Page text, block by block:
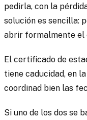
pedirla, con la
solución es sencilla:
abrir formalmente el
El certificado de
tiene caducidad, en
coordinad bien las
Si uno de los dos se